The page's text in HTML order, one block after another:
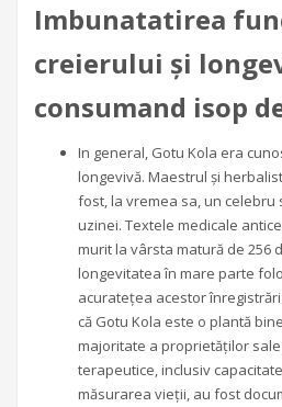
Imbunatatirea
creierului și
consumand isop
In general, Gotu Kola era
longevivă. Maestrul și
fost, la vremea sa, un
uzinei. Textele medicale
murit la vârsta matură de 256
longevitatea în mare parte
acuratețea acestor
că Gotu Kola este o plantă
majoritate a proprietăților
terapeutice, inclusiv
măsurarea vieții, au fost